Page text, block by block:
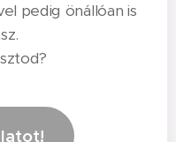
pedig önállóan is